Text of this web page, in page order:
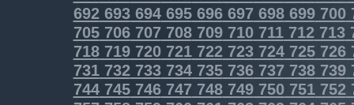
692693694695696697698699700
705706707708709710711712713
718719720721722723724725726
731732733734735736737 738739
744745746747748749750751752